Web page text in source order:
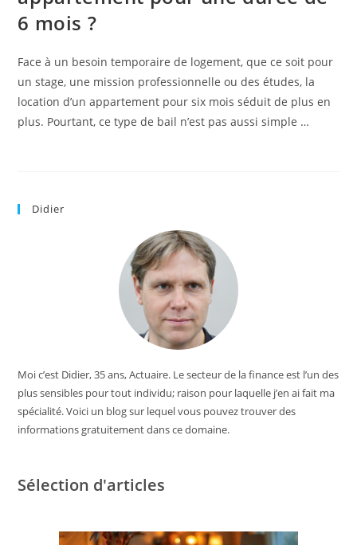
6 mois ?
Face à un besoin temporaire de logement, que ce soit pour
un stage, une mission professionnelle ou des études, la
location d’un appartement pour six mois séduit de plus en
plus. Pourtant, ce type de bail n’est pas aussi simple …
Didier
Moi c’est Didier, 35 ans, Actuaire. Le secteur de la finance est l’un des
plus sensibles pour tout individu; raison pour laquelle j’en ai fait ma
spécialité. Voici un blog sur lequel vous pouvez trouver des
informations gratuitement dans ce domaine.
Sélection d'articles